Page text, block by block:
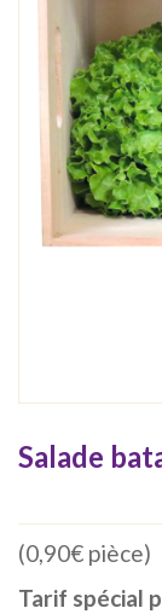
Salade
(0,90€ pièce)
Tarif spécial